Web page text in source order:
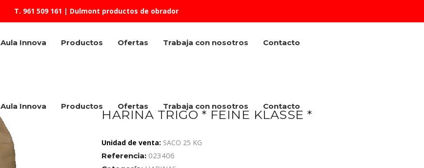
T. 961 509 161 | Dulmont productos de obrador
Aula Innova Productos Ofertas Trabaja con nosotros Contacto
Aula Innova Productos Ofertas Trabaja con nosotros Contacto
HARINA TRIGO * FEINE KLASSE *
Unidad de venta: SACO 25 KG
Referencia: 023406